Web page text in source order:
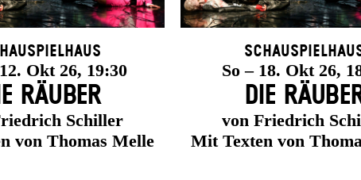
Okt 26, 19:30
RÄUBER
Schiller
von Thomas Melle
So – 18. Okt 26,
DIE
von Friedrich
Mit Texten von